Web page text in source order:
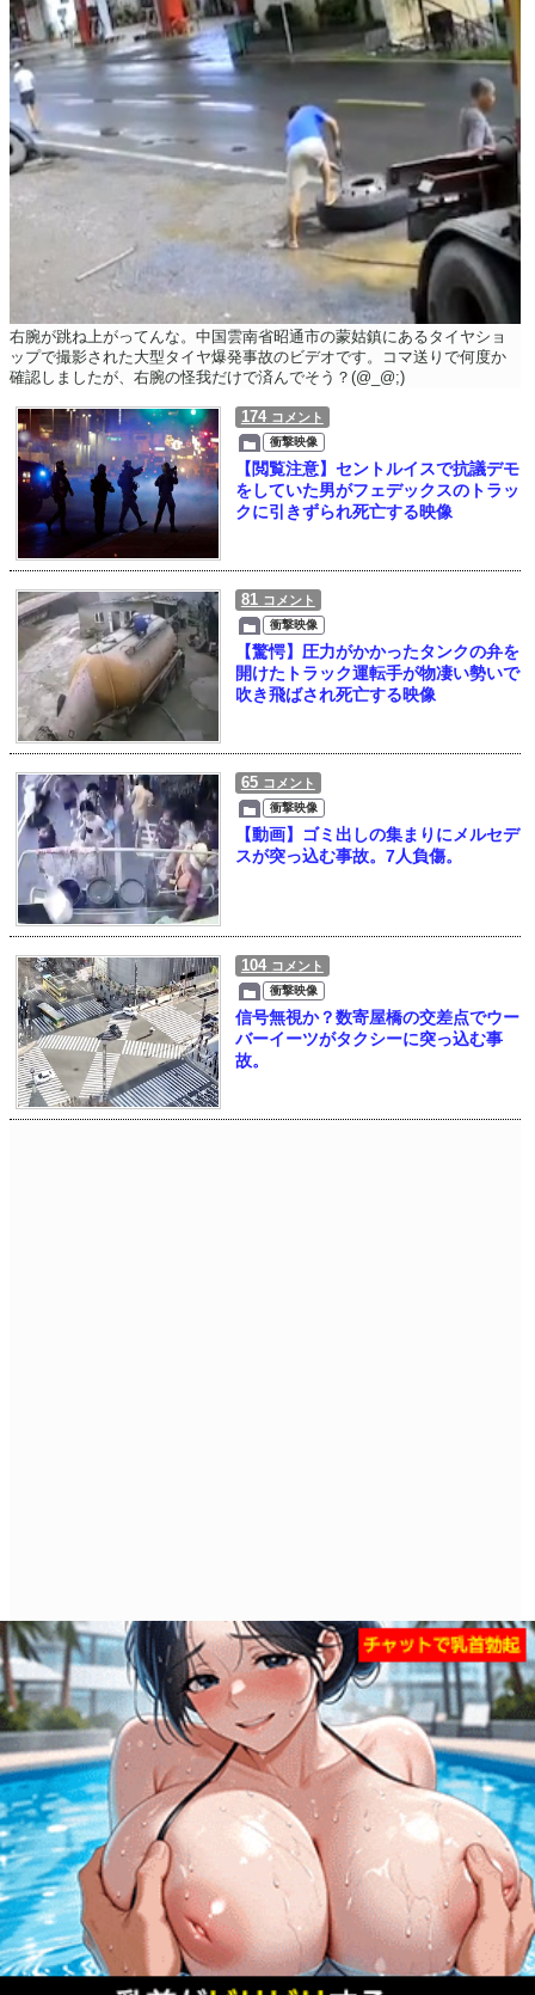
右腕が跳ね上がってんな。中国雲南省昭通市の蒙姑鎮にあるタイヤショ
ップで撮影された大型タイヤ爆発事故のビデオです。コマ送りで何度か
確認しましたが、右腕の怪我だけで済んでそう？(@_@;)
174 コメント
衝撃映像
【閲覧注意】セントルイスで抗議デモ
をしていた男がフェデックスのトラッ
クに引きずられ死亡する映像
81 コメント
衝撃映像
【驚愕】圧力がかかったタンクの弁を
開けたトラック運転手が物凄い勢いで
吹き飛ばされ死亡する映像
65 コメント
衝撃映像
【動画】ゴミ出しの集まりにメルセデ
スが突っ込む事故。7人負傷。
104 コメント
衝撃映像
信号無視か？数寄屋橋の交差点でウー
バーイーツがタクシーに突っ込む事
故。